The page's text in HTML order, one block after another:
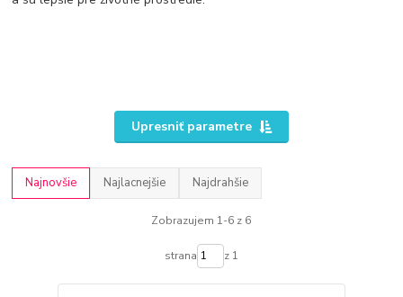
Upresniť parametre
Najnovšie Najlacnejšie Najdrahšie
Zobrazujem 1-6 z 6
strana z 1